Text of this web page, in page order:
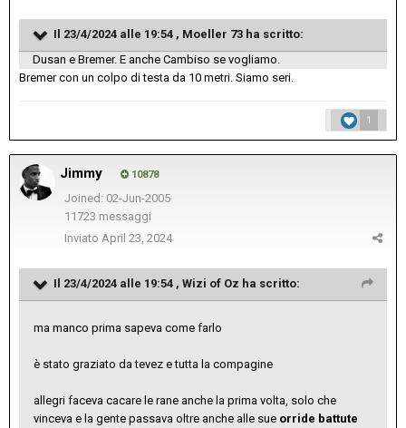
Il 23/4/2024 alle 19:54 , Moeller 73 ha scritto:
Dusan e Bremer. E anche Cambiso se vogliamo.
Bremer con un colpo di testa da 10 metri. Siamo seri.
1
Jimmy 10878
Joined: 02-Jun-2005
11723 messaggi
Inviato April 23, 2024
Il 23/4/2024 alle 19:54 , Wizi of Oz ha scritto:
ma manco prima sapeva come farlo
è stato graziato da tevez e tutta la compagine
allegri faceva cacare le rane anche la prima volta, solo che
vinceva e la gente passava oltre anche alle sue orride battute